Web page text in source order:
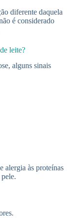
diferente daquela
é considerado
leite?
alguns sinais
alergia às proteínas